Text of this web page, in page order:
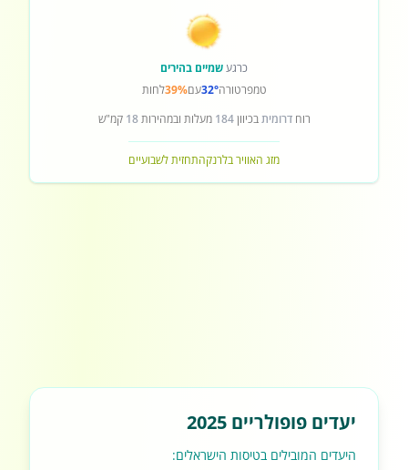
כרגעשמיים בהירים
טמפרטורה32°עם39%לחות
רוחדרומיתבכיוון184 מעלות ובמהירות18 קמ"ש
מזג האוויר בלרנקהתחזית לשבועיים
יעדים פופולריים 2025
היעדים המובילים בטיסות הישראלים: